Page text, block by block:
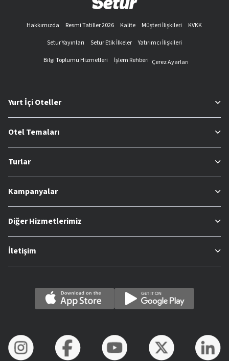
Hakkımızda Resmi Tatiller 2026 Kalite Müşteri İlişkileri
KVKK
Setur Yayınları
Setur Etik İlkeler
Yatırımcı İlişkileri
Bilgi Toplumu Hizmetleri
İşlem Rehberi Çerez Ayarları
Yurt İçi Oteller
Otel Temaları
Turlar
Kampanyalar
Diğer Hizmetlerimiz
İletişim